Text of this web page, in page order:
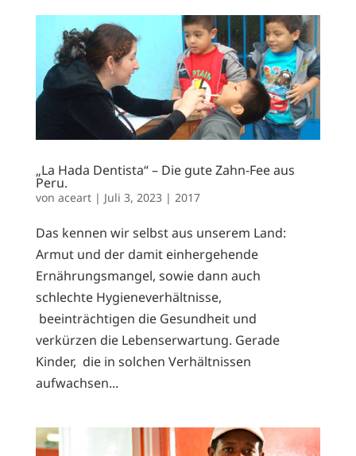
„La Hada Dentista“ – Die gute Zahn-Fee aus
Peru.
von aceart| Juli 3, 2023| 2017
Das kennen wir selbst aus unserem Land:
Armut und der damit einhergehende
Ernährungsmangel, sowie dann auch
schlechte Hygieneverhältnisse,
beeinträchtigen die Gesundheit und
verkürzen die Lebenserwartung. Gerade
Kinder, die in solchen Verhältnissen
aufwachsen...